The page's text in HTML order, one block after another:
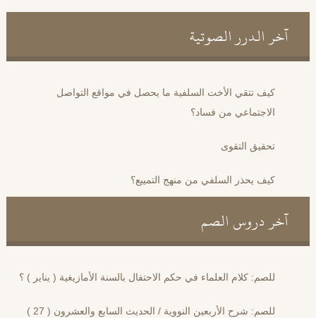
آخر الدرر الصوتية
كيف تتقي الأخت السلفية ما يحصل في مواقع التواصل
الاجتماعي من فساد؟
تحقيق التقوى
كيف يحذر السلفي من منهج التمييع؟
آخر دروس الصم
للصم: كلام العلماء في حكم الاحتفال بالسنة الأمازيغية ( يناير ) ؟
للصم: شرح الأربعين النووية / الحديث السابع والعشرون ( 27 )